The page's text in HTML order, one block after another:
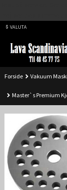
VALUTA
Forside Vakuum
Master`s Premium